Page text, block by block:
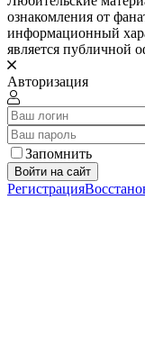
ознакомления от
информационный
является публичной
Авторизация
Запомнить
Войти на сайт
Регистрация